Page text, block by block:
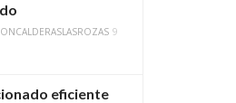
9
eficiente